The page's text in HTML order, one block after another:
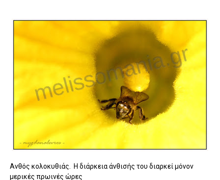
Ανθός κολοκυθιάς. Η διάρκεια άνθισής του διαρκεί μόνον
μερικές πρωινές ώρες